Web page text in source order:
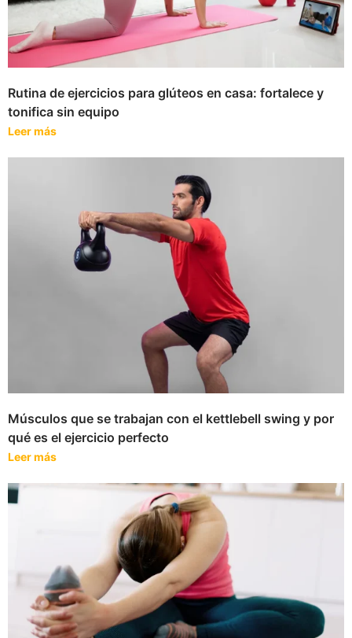
Rutina de ejercicios para glúteos en casa: fortalece y
tonifica sin equipo
Leer más
Músculos que se trabajan con el kettlebell swing y por
qué es el ejercicio perfecto
Leer más